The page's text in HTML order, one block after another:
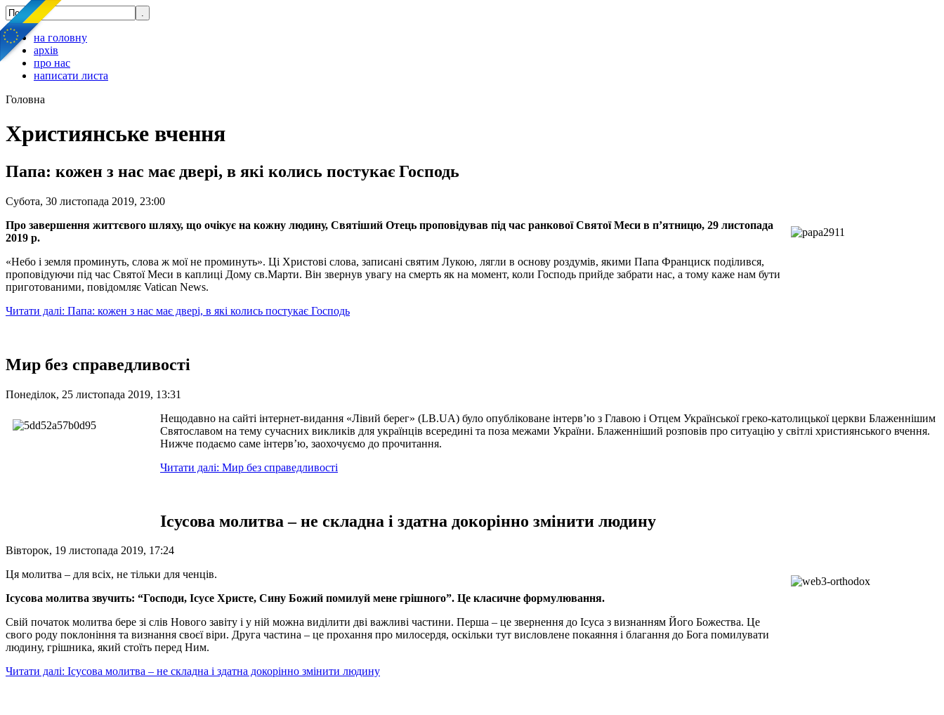
на головну
архів
про нас
написати листа
Головна
Християнське вчення
Папа: кожен з нас має двері, в які колись постукає Господь
Субота, 30 листопада 2019, 23:00
Про завершення життєвого шляху, що очікує на кожну людину, Святіший Отець проповідував під час ранкової Святої Меси в п’ятницю, 29 листопада
2019 р.
«Небо і земля проминуть, слова ж мої не проминуть». Ці Христові слова, записані святим Лукою, лягли в основу роздумів, якими Папа Франциск поділився,
проповідуючи під час Святої Меси в каплиці Дому св.Марти. Він звернув увагу на смерть як на момент, коли Господь прийде забрати нас, а тому каже нам бути
приготованими, повідомляє Vatican News.
Читати далі: Папа: кожен з нас має двері, в які колись постукає Господь
Мир без справедливості
Понеділок, 25 листопада 2019, 13:31
Нещодавно на сайті інтернет-видання «Лівий берег» (LB.UA) було опубліковане інтерв’ю з Главою і Отцем Української греко-католицької церкви Блаженнішим
Святославом на тему сучасних викликів для українців всередині та поза межами України. Блаженніший розповів про ситуацію у світлі християнського вчення.
Нижче подаємо саме інтерв’ю, заохочуємо до прочитання.
Читати далі: Мир без справедливості
Ісусова молитва – не складна і здатна докорінно змінити людину
Вівторок, 19 листопада 2019, 17:24
Ця молитва – для всіх, не тільки для ченців.
Ісусова молитва звучить: “Господи, Ісусе Христе, Сину Божий помилуй мене грішного”. Це класичне формулювання.
Свій початок молитва бере зі слів Нового завіту і у ній можна виділити дві важливі частини. Перша – це звернення до Ісуса з визнанням Його Божества. Це
свого роду поклоніння та визнання своєї віри. Друга частина – це прохання про милосердя, оскільки тут висловлене покаяння і благання до Бога помилувати
людину, грішника, який стоїть перед Ним.
Читати далі: Ісусова молитва – не складна і здатна докорінно змінити людину